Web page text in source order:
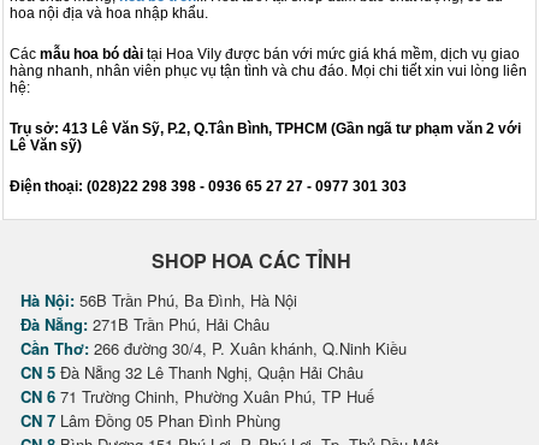
hoa nội địa và hoa nhập khẩu.
Các mẫu hoa bó dài tại Hoa Vily được bán với mức giá khá mềm, dịch vụ giao
hàng nhanh, nhân viên phục vụ tận tình và chu đáo. Mọi chi tiết xin vui lòng liên
hệ:
Trụ sở: 413 Lê Văn Sỹ, P.2, Q.Tân Bình, TPHCM (Gần ngã tư phạm văn 2 với
Lê Văn sỹ)
Điện thoại: (028)22 298 398 - 0936 65 27 27 - 0977 301 303
SHOP HOA CÁC TỈNH
Hà Nội: 56B Trần Phú, Ba Đình, Hà Nội
Đà Nẵng: 271B Trần Phú, Hải Châu
Cần Thơ: 266 đường 30/4, P. Xuân khánh, Q.Ninh Kiều
CN 5 Đà Nẵng 32 Lê Thanh Nghị, Quận Hải Châu
CN 6 71 Trường Chinh, Phường Xuân Phú, TP Huế
CN 7 Lâm Đồng 05 Phan Đình Phùng